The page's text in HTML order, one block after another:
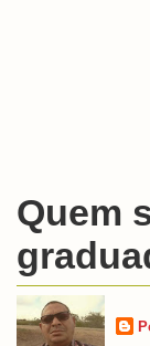
Quem